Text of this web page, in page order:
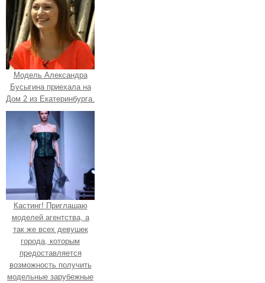
Модель Александра
Бусыгина приехала на
Дом 2 из Екатеринбурга.
Кастинг! Приглашаю
моделей агентства, а
так же всех девушек
города, которым
предоставляется
возможность получить
модельные зарубежные